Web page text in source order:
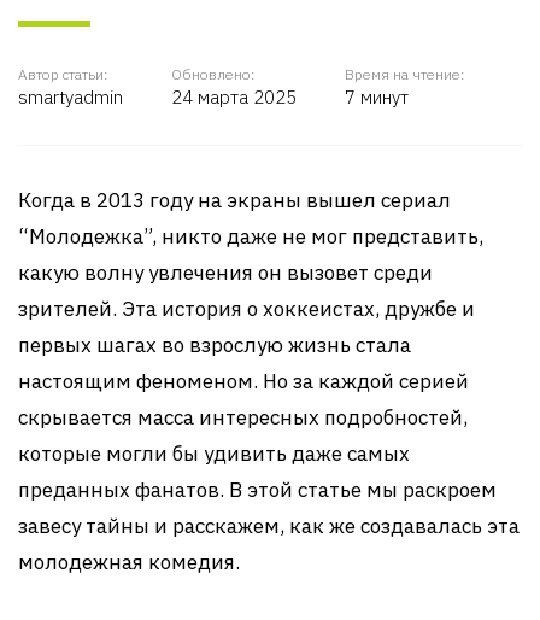
Автор статьи:
smartyadmin
Обновлено:
24 марта 2025
Время на чтение:
7 минут
Когда в 2013 году на экраны вышел сериал
“Молодежка”, никто даже не мог представить,
какую волну увлечения он вызовет среди
зрителей. Эта история о хоккеистах, дружбе и
первых шагах во взрослую жизнь стала
настоящим феноменом. Но за каждой серией
скрывается масса интересных подробностей,
которые могли бы удивить даже самых
преданных фанатов. В этой статье мы раскроем
завесу тайны и расскажем, как же создавалась эта
молодежная комедия.